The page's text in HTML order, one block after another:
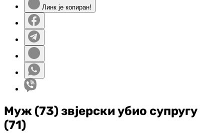
Линк је копиран!
Муж (73) звјерски убио супругу
(71)